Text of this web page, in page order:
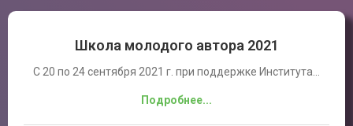
Школа молодого автора 2021
С 20 по 24 сентября 2021 г. при поддержке Института…
Подробнее...